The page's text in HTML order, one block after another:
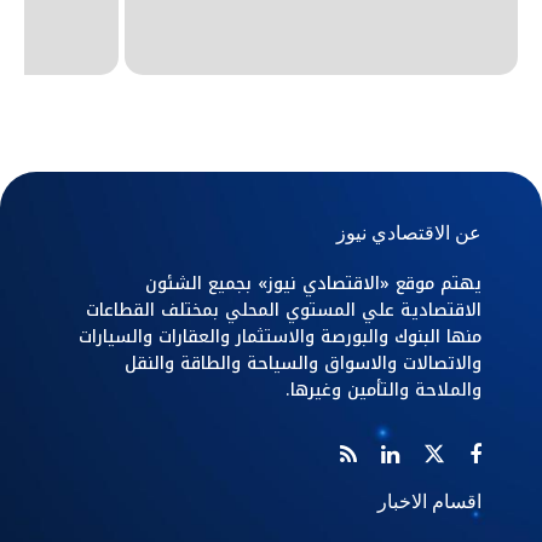
عن الاقتصادي نيوز
يهتم موقع «الاقتصادي نيوز» بجميع الشئون
الاقتصادية علي المستوي المحلي بمختلف القطاعات
منها البنوك والبورصة والاستثمار والعقارات والسيارات
والاتصالات والاسواق والسياحة والطاقة والنقل
والملاحة والتأمين وغيرها.
اقسام الاخبار